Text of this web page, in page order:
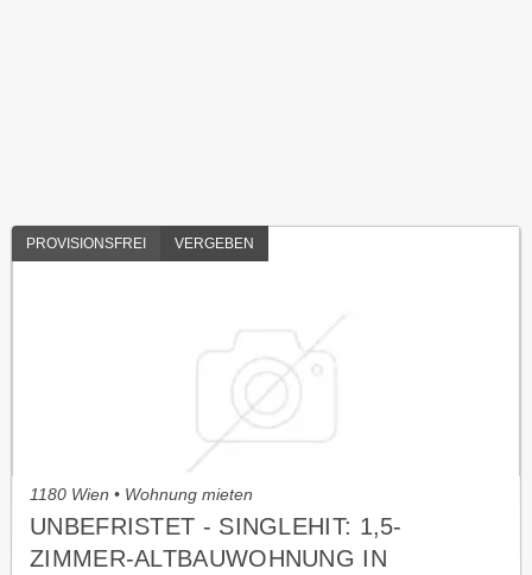
PROVISIONSFREI VERGEBEN
1180 Wien • Wohnung mieten
UNBEFRISTET - SINGLEHIT: 1,5-
ZIMMER-ALTBAUWOHNUNG IN